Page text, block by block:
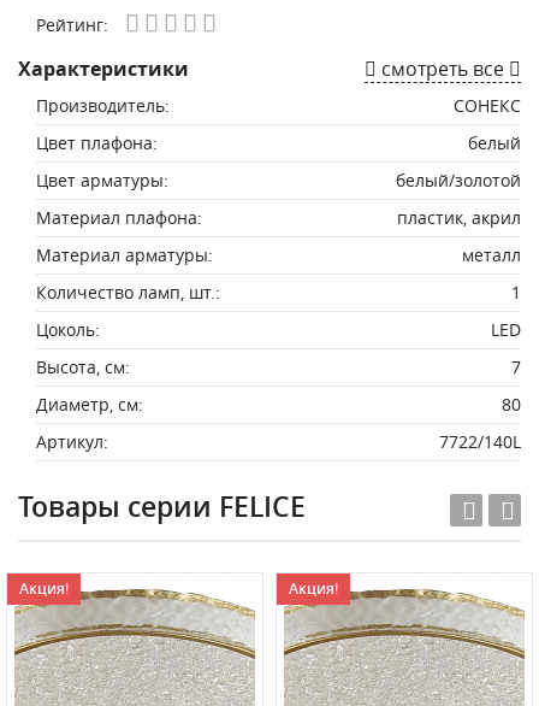
Рейтинг:
Характеристики смотреть все
Производитель:
СОНЕКС
Цвет плафона:
белый
Цвет арматуры:
белый/золотой
Материал плафона:
пластик, акрил
Материал арматуры:
металл
Количество ламп, шт.:
1
Цоколь:
LED
Высота, см:
7
Диаметр, см:
80
Артикул:
7722/140L
Товары серии FELICE
Акция! Акция!